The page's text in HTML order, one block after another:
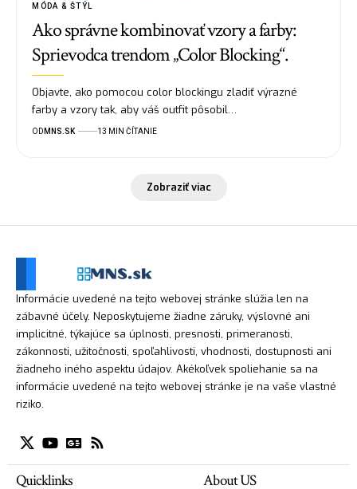
MÓDA & ŠTÝL
Ako správne kombinovať vzory a farby:
Sprievodca trendom „Color Blocking“.
Objavte, ako pomocou color blockingu zladiť výrazné
farby a vzory tak, aby váš outfit pôsobil…
OD MNS.SK 13 MIN ČÍTANIE
Zobraziť viac
Informácie uvedené na tejto webovej stránke slúžia len na
zábavné účely. Neposkytujeme žiadne záruky, výslovné ani
implicitné, týkajúce sa úplnosti, presnosti, primeranosti,
zákonnosti, užitočnosti, spoľahlivosti, vhodnosti, dostupnosti ani
žiadneho iného aspektu údajov. Akékoľvek spoliehanie sa na
informácie uvedené na tejto webovej stránke je na vaše vlastné
riziko.
Quicklinks About US